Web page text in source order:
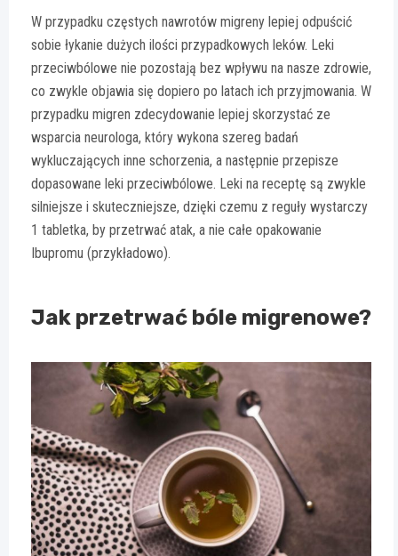
W przypadku częstych nawrotów migreny lepiej odpuścić
sobie łykanie dużych ilości przypadkowych leków. Leki
przeciwbólowe nie pozostają bez wpływu na nasze zdrowie,
co zwykle objawia się dopiero po latach ich przyjmowania. W
przypadku migren zdecydowanie lepiej skorzystać ze
wsparcia neurologa, który wykona szereg badań
wykluczających inne schorzenia, a następnie przepisze
dopasowane leki przeciwbólowe. Leki na receptę są zwykle
silniejsze i skuteczniejsze, dzięki czemu z reguły wystarczy
1 tabletka, by przetrwać atak, a nie całe opakowanie
Ibupromu (przykładowo).
Jak przetrwać bóle migrenowe?